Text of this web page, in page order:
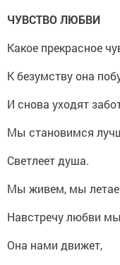
ЧУВСТВО ЛЮБВИ
Какое прекрасное
К безумству она
И снова уходят
Мы становимся
Светлеет душа.
Мы живем, мы
Навстречу любви
Она нами движет,